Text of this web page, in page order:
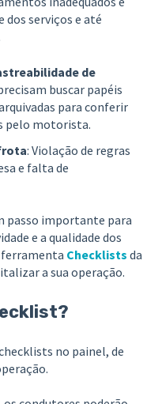
serviços e até
de
buscar papéis
para conferir
pelo motorista.
: Violação de regras
e falta de
passo importante para
e a qualidade dos
ferramenta Checklists da
a sua operação.
no painel, de